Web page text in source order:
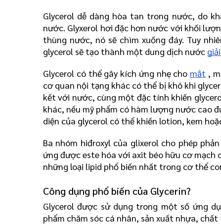
Glycerol dễ dàng hòa tan trong nước, do
nước. Glyxerol hơi đặc hơn nước với khối
thùng nước, nó sẽ chìm xuống đáy. Tuy
glycerol sẽ tạo thành một dung dịch nước
Glycerol có thể gây kích ứng nhẹ cho mắt ,
cơ quan nội tạng khác có thể bị khô khi
kết với nước, cùng một đặc tính khiến
khác, nếu mỹ phẩm có hàm lượng nước cao
diện của glycerol có thể khiến lotion, kem
Ba nhóm hiđroxyl của glixerol cho phép
ứng được este hóa với axit béo hữu cơ
những loại lipid phổ biến nhất trong cơ thể
Công dụng phổ biến của Glycerin?
Glycerol được sử dụng trong một số ứng
phẩm chăm sóc cá nhân, sản xuất nhựa,